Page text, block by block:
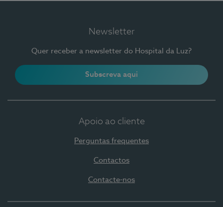
Newsletter
Quer receber a newsletter do Hospital da Luz?
Subscreva aqui
Apoio ao cliente
Perguntas frequentes
Contactos
Contacte-nos